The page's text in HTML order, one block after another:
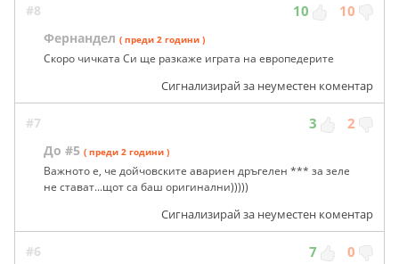
#8 10 10
Фернандел ( преди 2 години )
Скоро чичката Си ще разкаже играта на европедерите
Сигнализирай за неуместен коментар
#7 3 2
До #5 ( преди 2 години )
Важното е, че дойчовските авариен дръгелен *** за зеле
не стават...щот са баш оригинални)))))
Сигнализирай за неуместен коментар
#6 7 0